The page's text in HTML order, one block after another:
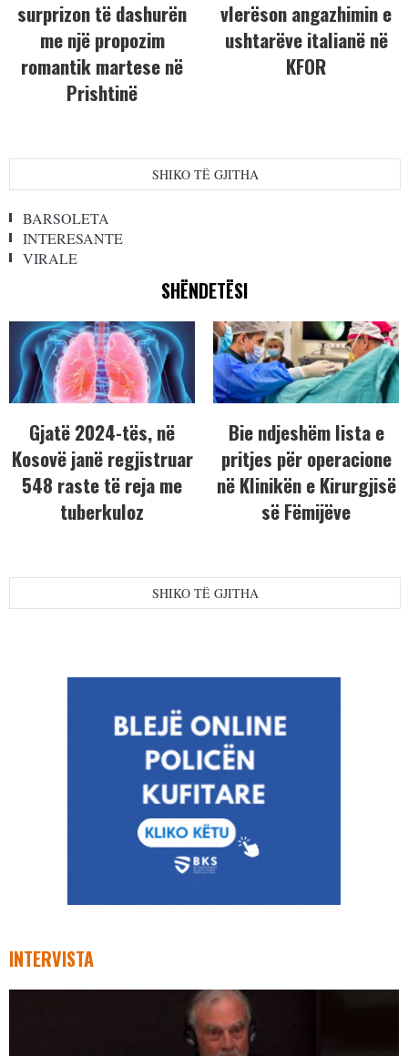
surprizon të dashurën
me një propozim
romantik martese në
Prishtinë
vlerëson angazhimin e
ushtarëve italianë në
KFOR
SHIKO TË GJITHA
BARSOLETA
INTERESANTE
VIRALE
SHËNDETËSI
Gjatë 2024-tës, në
Kosovë janë regjistruar
548 raste të reja me
tuberkuloz
Bie ndjeshëm lista e
pritjes për operacione
në Klinikën e Kirurgjisë
së Fëmijëve
SHIKO TË GJITHA
INTERVISTA